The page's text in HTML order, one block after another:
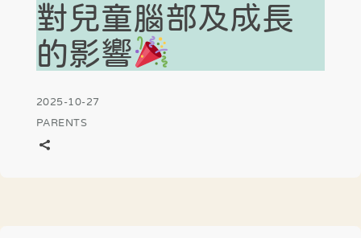
對兒童腦部及成長
的影響
2025-10-27
PARENTS